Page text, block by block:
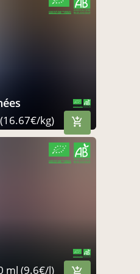
kg)
CERTIFIÉ PAR FR-BIO-01
AGRICULTURE FRANCE
ml (9.6€/l)
CERTIFIÉ PAR FR-BIO-01
AGRICULTURE FRANCE